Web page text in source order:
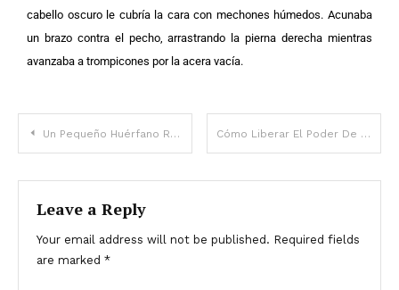
cabello oscuro le cubría la cara con mechones húmedos. Acunaba
un brazo contra el pecho, arrastrando la pierna derecha mientras
avanzaba a trompicones por la acera vacía.
Un Pequeño Huérfano Reza En La Iglesia Para Que Su Madre Venga A Buscarlo: “yo Te Llevaré”, Oye Un Día – Historia Del Día Cómo Liberar El Poder De La Perspectiva: Un Rompecabezas Simple Pero Profundo
Leave a Reply
Your email address will not be published. Required fields
are marked *